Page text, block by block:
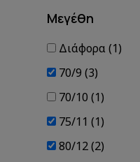
Μεγέθη
Διάφορα (1)
70/9 (3)
70/10 (1)
75/11 (1)
80/12 (2)